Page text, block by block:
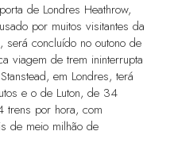
de Londres Heathrow,
por muitos visitantes da
concluído no outono de
viagem de trem ininterrupta
em Londres, terá
e o de Luton, de 34
trens por hora, com
de meio milhão de